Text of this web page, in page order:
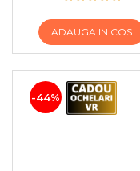
ADAUGA IN COS
-44%